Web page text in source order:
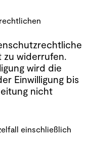
zu widerrufen.
wird die
Einwilligung bis
nicht
einschließlich